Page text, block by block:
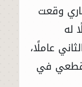
21 يونيو الجاري وقعت
له
عاملًا،
قطعي في